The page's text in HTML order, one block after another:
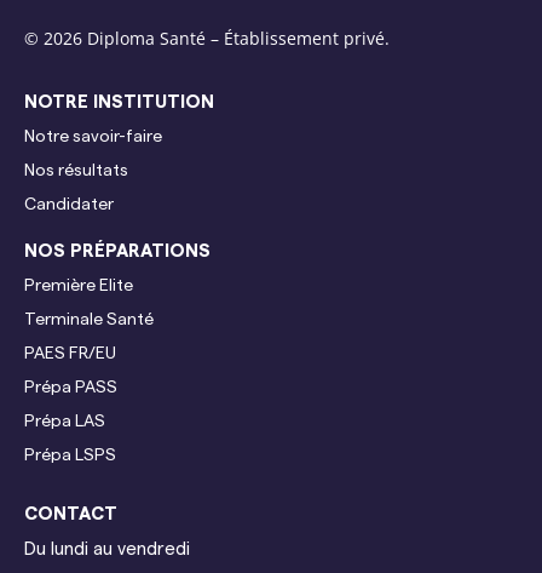
© 2026 Diploma Santé – Établissement privé.
NOTRE INSTITUTION
Notre savoir-faire
Nos résultats
Candidater
NOS PRÉPARATIONS
Première Elite
Terminale Santé
PAES FR/EU
Prépa PASS
Prépa LAS
Prépa LSPS
CONTACT
Du lundi au vendredi